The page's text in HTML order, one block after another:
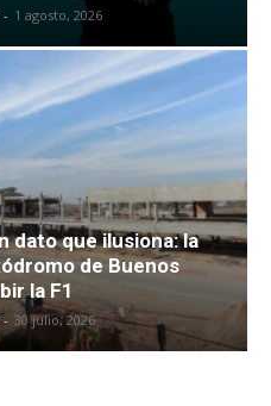
- 1 agosto, 2026
dato que ilusiona: la
de Buenos
la F1
- 30 julio, 2026